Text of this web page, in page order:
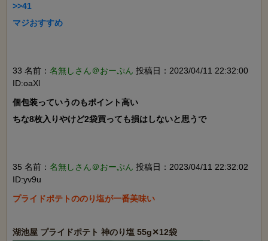
>>41
マジおすすめ
33 名前： 名無しさん＠おーぷん 投稿日：2023/04/11 22:32:00
ID:oaXl
個包装っていうのもポイント高い
ちな8枚入りやけど2袋買っても損はしないと思うで
35 名前： 名無しさん＠おーぷん 投稿日：2023/04/11 22:32:02
ID:yv9u
プライドポテトののり塩が一番美味い